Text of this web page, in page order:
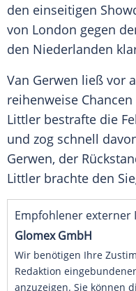
den einseitigen
von London gegen
den Niederlanden
Van Gerwen ließ vor
reihenweise
Littler bestrafte die
und zog schnell
Gerwen, der
Littler brachte den
Empfohlener externer
Glomex GmbH
Wir benötigen Ihre
Redaktion
anzuzeigen. Sie können